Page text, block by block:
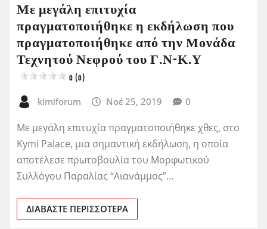
Με μεγάλη επιτυχία
πραγματοποιήθηκε η εκδήλωση που
πραγματοποιήθηκε από την Μονάδα
Τεχνητού Νεφρού του Γ.Ν-Κ.Υ
0 (0)
kimiforum Νοέ 25, 2019 0
Με μεγάλη επιτυχία πραγματοποιήθηκε χθες, στο
Kymi Palace, μια σημαντική εκδήλωση, η οποία
αποτέλεσε πρωτοβουλία του Μορφωτικού
Συλλόγου Παραλίας “Λιανάμμος”…
ΔΙΑΒΆΣΤΕ ΠΕΡΙΣΣΌΤΕΡΑ